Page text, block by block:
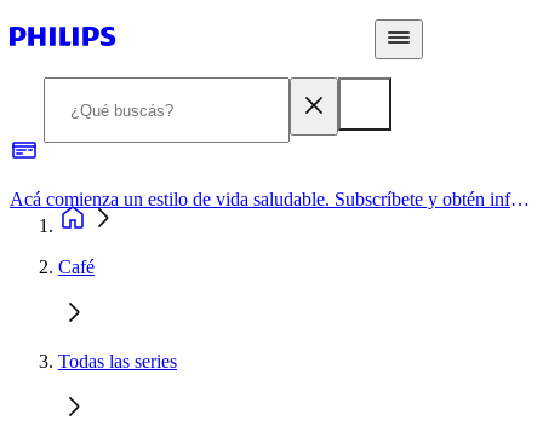
Acá comienza un estilo de vida saludable. Subscríbete y obtén información de primera mano
Café
Todas las series